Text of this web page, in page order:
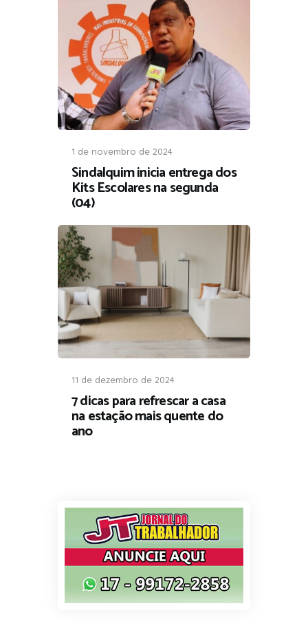
1 de novembro de 2024
Sindalquim inicia entrega dos
Kits Escolares na segunda
(04)
11 de dezembro de 2024
7 dicas para refrescar a casa
na estação mais quente do
ano